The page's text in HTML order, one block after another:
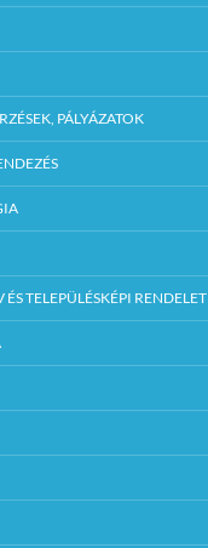
PÁLYÁZATOK
TELEPÜLÉSKÉPI RENDELET